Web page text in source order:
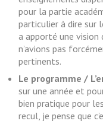
pour la partie
particulier à dire sur
a apporté une vision
n’avions pas
pertinents.
Le programme /
sur une année et
bien pratique pour
recul, je pense que